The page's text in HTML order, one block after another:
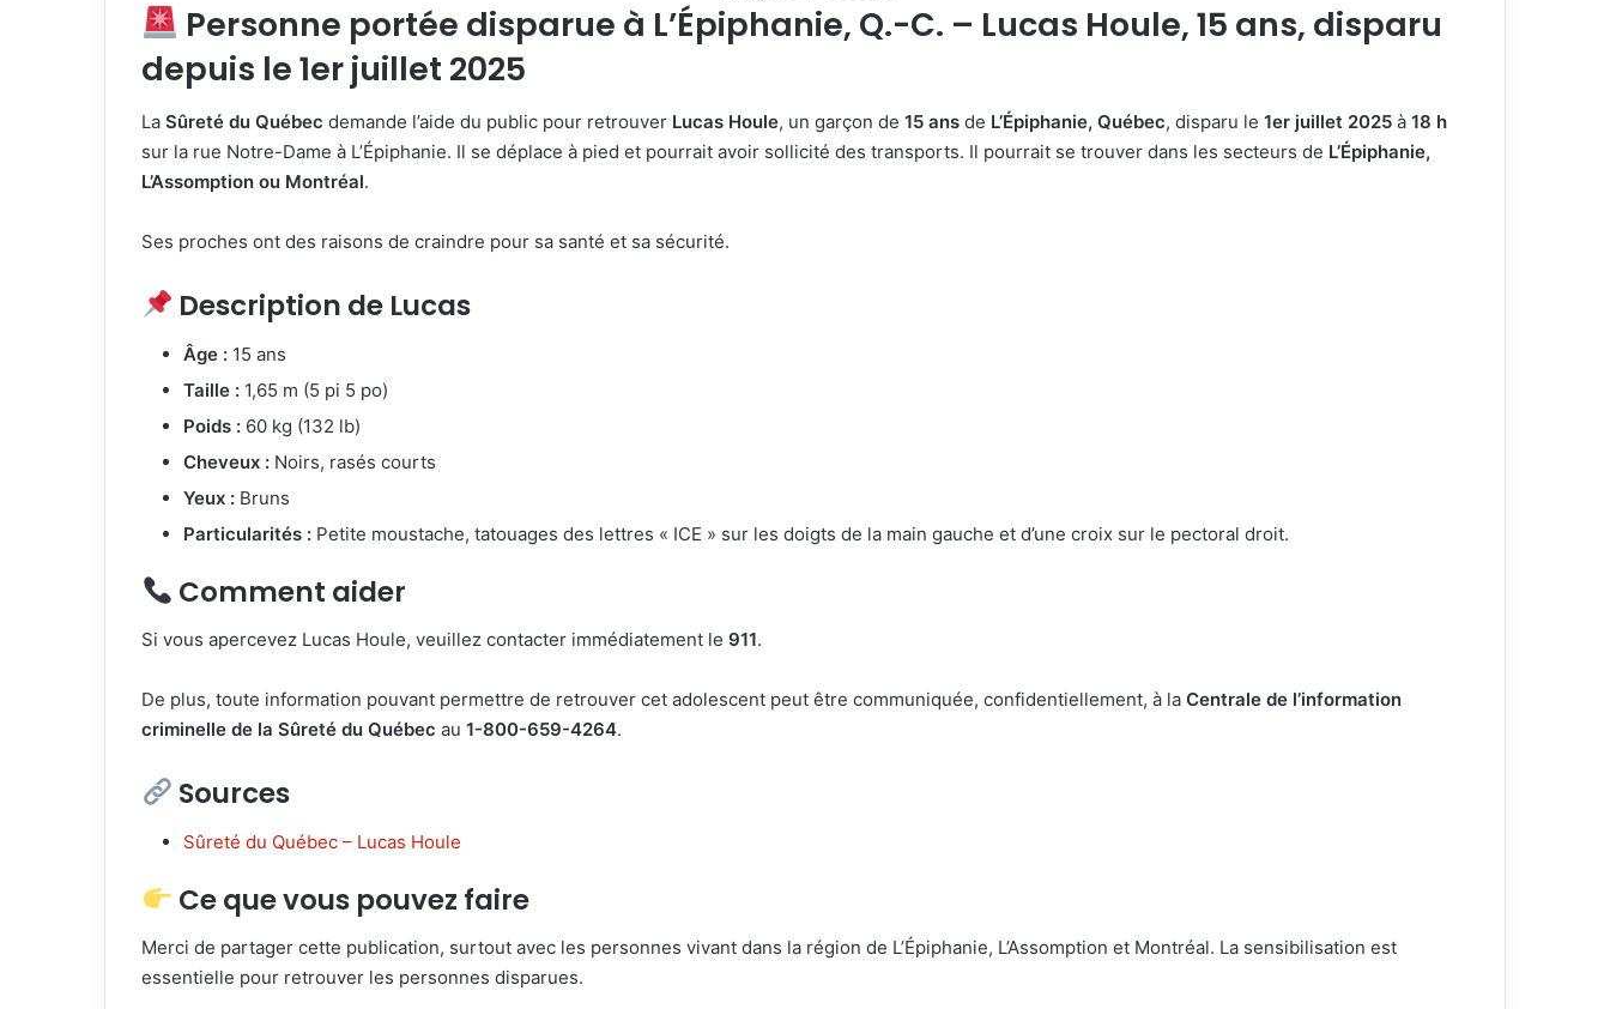
Personne portée disparue à L’Épiphanie, Q.-C. – Lucas Houle, 15 ans, disparu
depuis le 1er juillet 2025
La Sûreté du Québec demande l’aide du public pour retrouver Lucas Houle, un garçon de 15 ans de L’Épiphanie, Québec, disparu le 1er juillet 2025 à 18 h
sur la rue Notre-Dame à L’Épiphanie. Il se déplace à pied et pourrait avoir sollicité des transports. Il pourrait se trouver dans les secteurs de L’Épiphanie,
L’Assomption ou Montréal.
Ses proches ont des raisons de craindre pour sa santé et sa sécurité.
Description de Lucas
Âge : 15 ans
Taille : 1,65 m (5 pi 5 po)
Poids : 60 kg (132 lb)
Cheveux : Noirs, rasés courts
Yeux : Bruns
Particularités : Petite moustache, tatouages des lettres « ICE » sur les doigts de la main gauche et d’une croix sur le pectoral droit.
Comment aider
Si vous apercevez Lucas Houle, veuillez contacter immédiatement le 911.
De plus, toute information pouvant permettre de retrouver cet adolescent peut être communiquée, confidentiellement, à la Centrale de l’information
criminelle de la Sûreté du Québec au 1-800-659-4264.
Sources
Sûreté du Québec – Lucas Houle
Ce que vous pouvez faire
Merci de partager cette publication, surtout avec les personnes vivant dans la région de L’Épiphanie, L’Assomption et Montréal. La sensibilisation est
essentielle pour retrouver les personnes disparues.